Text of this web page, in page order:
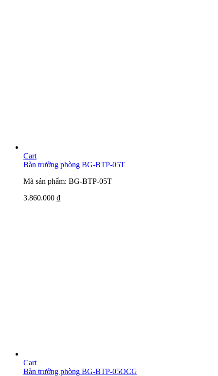
Cart
Bàn trưởng phòng BG-BTP-05T
Mã sản phẩm: BG-BTP-05T
3.860.000 ₫
Cart
Bàn trưởng phòng BG-BTP-05OCG